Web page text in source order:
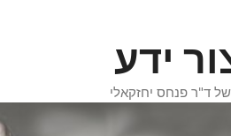
ידע
ד"ר פנחס יחזקאלי